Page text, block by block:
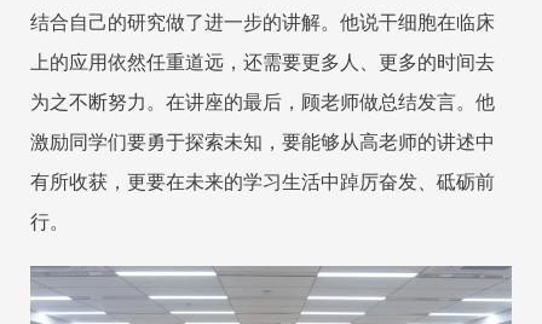
结合自己的研究做了进一步的讲解。他说干细胞在临床
上的应用依然任重道远，还需要更多人、更多的时间去
为之不断努力。在讲座的最后，顾老师做总结发言。他
激励同学们要勇于探索未知，要能够从高老师的讲述中
有所收获，更要在未来的学习生活中踔厉奋发、砥砺前
行。